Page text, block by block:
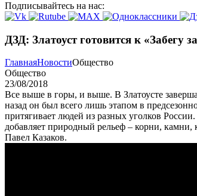
Подписывайтесь на нас:
ДЗД: Златоуст готовится к «Забегу
ГлавнаяНовостиОбщество
Общество
23/08/2018
Все выше в горы, и выше. В Златоусте
назад он был всего лишь этапом в
притягивает людей из разных уголков
добавляет природный рельеф – корни, камни,
Павел Казаков.